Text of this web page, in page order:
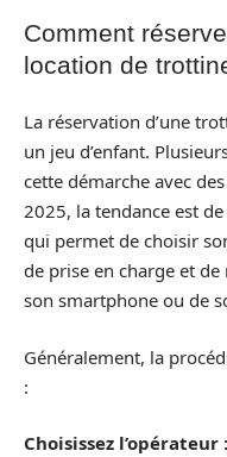
Comment
location de
La réservation d’une
un jeu d’enfant.
cette démarche avec
2025, la tendance est
qui permet de choisir
de prise en charge et
son smartphone ou de
Généralement, la
:
Choisissez l’opérateur :